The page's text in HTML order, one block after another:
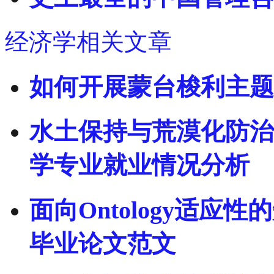
经济学相关文章
如何开展蒙台梭利主
水土保持与荒漠化防
学专业就业情况分析
面向Ontology适应性
毕业论文范文